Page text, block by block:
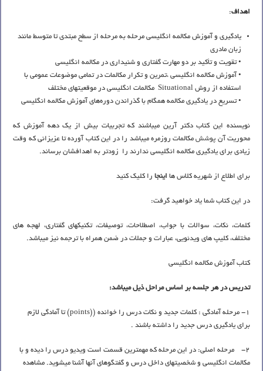
اهداف:
یادگیری و آموزش مکالمه‌ انگلیسی مرحله به مرحله از سطح مبتدی تا متوسط مانند
زبان مادری
• تقویت و تأکید بر دو مهارت گفتاری و شنیداری در مکالمه انگلیسی
• آموزش مکالمه انگلیسی ،تمرین و تکرار مکالمات در تمامی موضوعات عمومی با
استفاده از روش Situational مکالمات انگلیسی در موقعیتهای مختلف
• تسریع در یادگیری مکالمه همگام با گذراندن دوره‌های آموزش مکالمه انگلیسی
نویسنده این کتاب دکتر آرین میباشند که تجربیات بیش از یک دهه آموزش که
محوریت آن پوشش مکالمات روزمره میباشد را در این کتاب آورده تا عزیزانی که وقت
زیادی برای یادگیری مکالمه انگلیسی ندارند را زودتر به اهدافشان برساند.
برای اطلاع از شهریه کلاس ها اینجا را کلیک کنید
در این کتاب شما یاد خواهید گرفت:
کلمات، نکات، سوالات با جواب، اصطلاحات، توصیفات، تکنیکهای گفتاری، لهجه های
مختلف، کلیپ های ویدئویی، عبارات و جملات در ضمن همراه با ترجمه نیز میباشد.
کتاب آموزش مکالمه انگلیسی
تدريس در هر جلسه بر اساس مراحل ذيل ميباشد:
1- مرحله آمادگی : كلمات جديد و نكات درس را خوانده ((points) تا آمادگي لازم
براي يادگيري درس جديد را داشته باشند .
2- مرحله اصلي: در اين مرحله كه مهمترين قسمت است ويديو درس را ديده و با
مكالمات انگلیسی و شخصيتهاي داخل درس و گفتگوهاي آنها آشنا ميشويد. مشاهده